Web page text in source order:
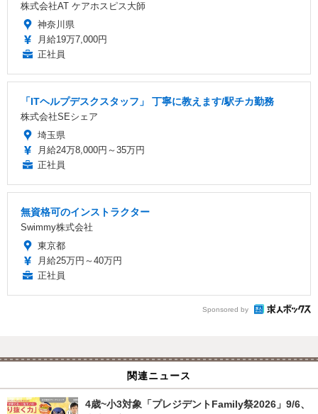
株式会社AT ケアホスピス大師
神奈川県
月給19万7,000円
正社員
「ITヘルプデスクスタッフ」 丁寧に教えます/駅チカ勤務
株式会社SEシェア
埼玉県
月給24万8,000円～35万円
正社員
無資格可のインストラクター
Swimmy株式会社
東京都
月給25万円～40万円
正社員
Sponsored by
関連ニュース
4歳~小3対象「プレジデントFamily祭2026」9/6、